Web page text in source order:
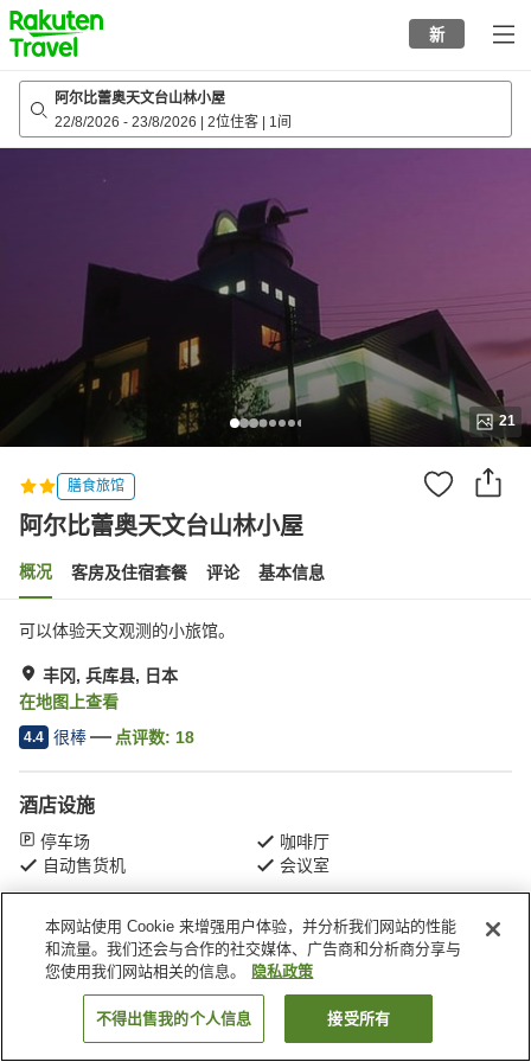
to
top
page
新
阿尔比蕾奥天文台山林小屋
22/8/2026 - 23/8/2026 2位住客 1间
21
膳食旅馆
阿尔比蕾奥天文台山林小屋
概况 客房及住宿套餐 评论 基本信息
可以体验天文观测的小旅馆。
丰冈, 兵库县, 日本
在地图上查看
4.4 很棒 点评数: 18
酒店设施
停车场
咖啡厅
自动售货机
会议室
首页 日本 兵库县 丰冈 阿尔比蕾奥天文台山林小屋
搜索客房
本网站使用 Cookie 来增强用户体验，并分析我们网站的性能
和流量。我们还会与合作的社交媒体、广告商和分析商分享与
您使用我们网站相关的信息。
隐私政策
不得出售我的个人信息 接受所有